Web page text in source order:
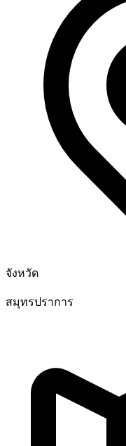
จังหวัด
สมุทรปราการ